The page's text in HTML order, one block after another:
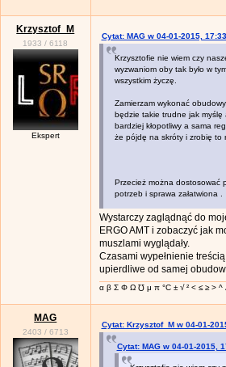
Krzysztof_M
1933 /6118
Ekspert
Cytat: MAG w 04-01-2015, 17:33
Krzysztofie nie wiem czy
wyzwaniom oby tak było w
wszystkim życzę.
Zamierzam wykonać
będzie takie trudne jak myślę
bardziej kłopotliwy a sama
że pójdę na skróty i zrobię to
Przecież można dostosować
potrzeb i sprawa załatwiona .
Wystarczy zaglądnąć do
ERGO AMT i zobaczyć jak
muszlami wyglądały.
Czasami wypełnienie
upierdliwe od samej
α β Σ Φ Ω ℧ μ π °C ± √ ² < ≤ ≥ > ^
MAG
2403 / 6713
Cytat: Krzysztof_M w 04-01-
Cytat: MAG w 04-01-2015,